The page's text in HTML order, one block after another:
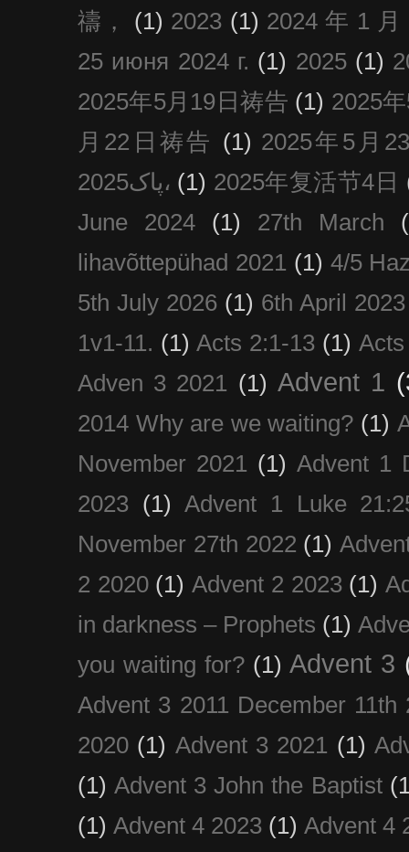
禱， (1) 2023 (1) 2024 年 1
25 июня 2024 г. (1) 2025 (1)
2025年5月19日祷告 (1) 2025
月22日祷告 (1) 2025年5月
پاک2025، (1) 2025年复活节4日
June 2024
(1) 27th March
lihavõttepühad 2021 (1) 4/5
5th July 2026 (1) 6th April 2023
1v1-11. (1) Acts 2:1-13 (1)
Adven 3 2021 (1) Advent 1
2014 Why are we waiting? (1)
November 2021 (1) Advent 1
2023 (1) Advent 1 Luke
November 27th 2022 (1)
2 2020 (1) Advent 2 2023 (1)
in darkness – Prophets (1)
you waiting for? (1) Advent 3
Advent 3 2011 December 11th
2020 (1) Advent 3 2021 (1)
(1) Advent 3 John the Baptist
(1) Advent 4 2023 (1) Advent 4